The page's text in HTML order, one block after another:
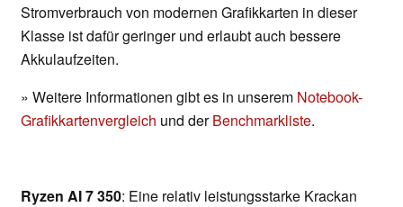
Stromverbrauch von modernen Grafikkarten in dieser
Klasse ist dafür geringer und erlaubt auch bessere
Akkulaufzeiten.
» Weitere Informationen gibt es in unserem Notebook-
Grafikkartenvergleich und derBenchmarkliste.
Ryzen AI 7 350: Eine relativ leistungsstarke Krackan